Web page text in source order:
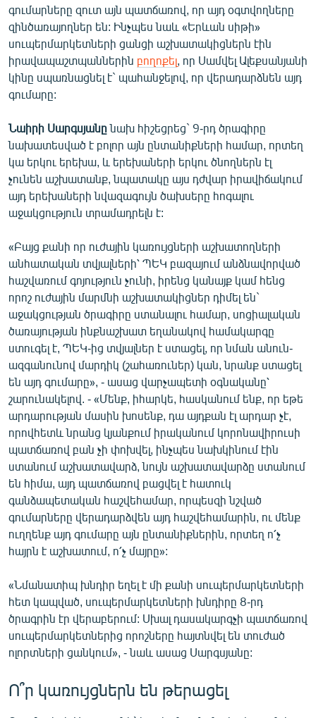
գումարները զուտ այն պատճառով, որ այդ օգտվողները
զինծառայողներ են: Ինչպես նաև «Երևան սիթի»
սուպերմարկետների ցանցի աշխատակիցներն էին
իրավապաշտպաններին բողոքել , որ Սամվել Ալեքսանյանի
կինը սպառնացնել է` պահանջելով, որ վերադարձնեն այդ
գումարը:
Նաիրի Սարգսյանընախ հիշեցրեց` 9-րդ ծրագիրը
նախատեսված է բոլոր այն ընտանիքների համար, որտեղ
կա երկու երեխա, և երեխաների երկու ծնողներն էլ
չունեն աշխատանք, նպատակը այս դժվար իրավիճակում
այդ երեխաների նվազագույն ծախսերը հոգալու
աջակցություն տրամադրելն է:
«Բայց քանի որ ուժային կառույցների աշխատողների
անհատական տվյալների՝ ՊԵԿ բազայում անձնավորված
հաշվառում գոյություն չունի, իրենց կանայք կամ հենց
որոշ ուժային մարմնի աշխատակիցներ դիմել են`
աջակցության ծրագիրը ստանալու համար, սոցիալական
ծառայության ինքնաշխատ եղանակով համակարգը
ստուգել է, ՊԵԿ-ից տվյալներ է ստացել, որ նման անուն-
ազգանունով մարդիկ (շահառուներ) կան, նրանք ստացել
են այդ գումարը», - ասաց վարչապետի օգնականը՝
շարունակելով. - «Մենք, իհարկե, հասկանում ենք, որ եթե
արդարության մասին խոսենք, դա այդքան էլ արդար չէ,
որովհետև նրանց կյանքում իրականում կորոնավիրուսի
պատճառով բան չի փոխվել, ինչպես նախկինում էին
ստանում աշխատավարձ, նույն աշխատավարձը ստանում
են հիմա, այդ պատճառով բացվել է հատուկ
գանձապետական հաշվեհամար, որպեսզի նշված
գումարները վերադարձվեն այդ հաշվեհամարին, ու մենք
ուղղենք այդ գումարը այն ընտանիքներին, որտեղ ո՛չ
հայրն է աշխատում, ո՛չ մայրը»:
«Նմանատիպ խնդիր եղել է մի քանի սուպերմարկետների
հետ կապված, սուպերմարկետների խնդիրը 8-րդ
ծրագրին էր վերաբերում: Սխալ դասակարգչի պատճառով
սուպերմարկետներից որոշները հայտնվել են տուժած
ոլորտների ցանկում», - նաև ասաց Սարգսյանը:
Ո՞ր կառույցներն են թերացել